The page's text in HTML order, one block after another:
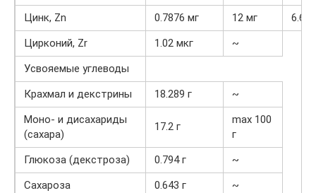
Цинк, Zn
0.7876 мг 12 мг
6.6%
Цирконий, Zr
1.02 мкг
~
Усвояемые углеводы
Крахмал и декстрины
18.289 г
~
Моно- и дисахариды
(сахара)
17.2 г
max 100
г
Глюкоза (декстроза)
0.794 г
~
Сахароза
0.643 г
~